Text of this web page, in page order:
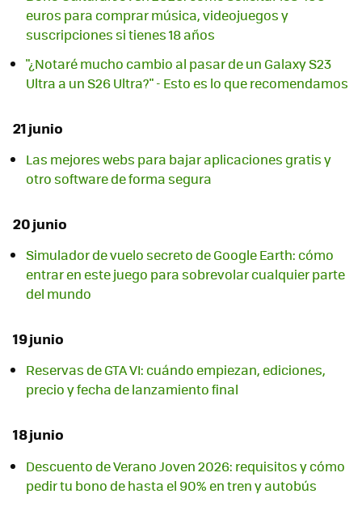
euros para comprar música, videojuegos y
suscripciones si tienes 18 años
"¿Notaré mucho cambio al pasar de un Galaxy S23
Ultra a un S26 Ultra?" - Esto es lo que recomendamos
21 junio
Las mejores webs para bajar aplicaciones gratis y
otro software de forma segura
20 junio
Simulador de vuelo secreto de Google Earth: cómo
entrar en este juego para sobrevolar cualquier parte
del mundo
19 junio
Reservas de GTA VI: cuándo empiezan, ediciones,
precio y fecha de lanzamiento final
18 junio
Descuento de Verano Joven 2026: requisitos y cómo
pedir tu bono de hasta el 90% en tren y autobús